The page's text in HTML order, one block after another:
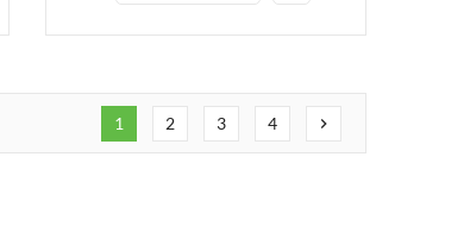
1 2 3 4 chevron_right